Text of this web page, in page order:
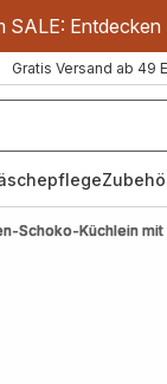
SALE:
Gratis Versand ab 49
Schoko-Küchlein